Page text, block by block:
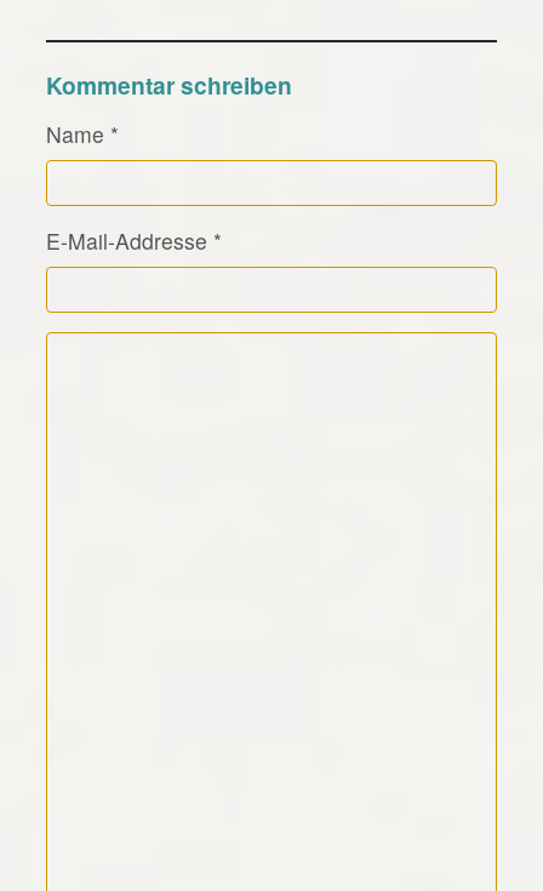
Kommentar schreiben
Name *
E-Mail-Addresse *
Kommentar Text